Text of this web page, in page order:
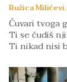
Čuvari tvoga
Ti se čudiš
Ti nikad nisi